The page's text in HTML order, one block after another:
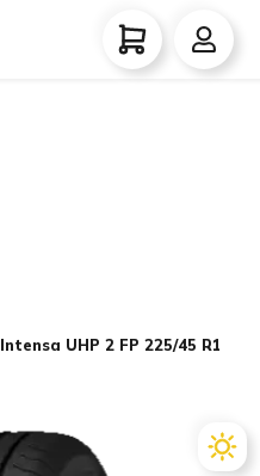
Intensa UHP 2 FP 225/45 R17